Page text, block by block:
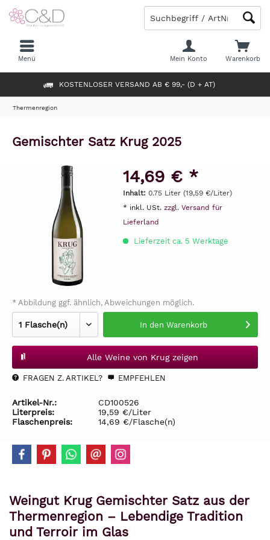
KOSTENLOSER VERSAND AB € 99,- (D + AT)
Warenkorb
Mein Konto
Menü
Thermenregion
Gemischter Satz Krug 2025
14,69 € *
Inhalt: 0.75 Liter (19,59 €/Liter)
* inkl. USt. zzgl. Versand für
Lieferland
Lieferzeit ca. 5 Werktage
* Abbildung ggf. ähnlich, Abweichungen möglich.
In den Warenkorb
Alle Weine von Krug zeigen
FRAGEN Z. ARTIKEL? EMPFEHLEN
Artikel-Nr.:
CD100526
Literpreis:
19,59 €/Liter
Flaschenpreis:
14,69 €/Flasche(n)
Weingut Krug Gemischter Satz aus der
Thermenregion – Lebendige Tradition
und Terroir im Glas